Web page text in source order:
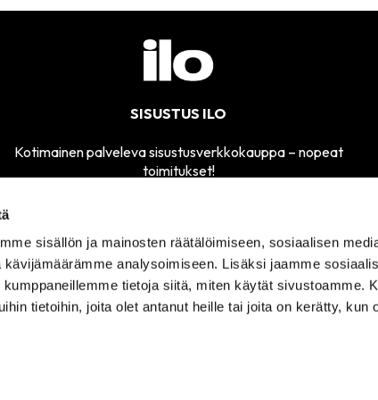
sisällön ja mainosten räätälöimiseen, sosiaalisen
analysoimiseen. Lisäksi jaamme
tietoja siitä, miten käytät sivustoamme.
tietoihin, joita olet antanut heille tai joita on kerätty, kun
SISUSTUS ILO
Kotimainen palveleva sisustusverkkokauppa – nopeat
toimitukset!
MYYMÄLÄMME
AVOINNA
TI-PE 11-17
SÄHKÖPOSTI
sisustusilo@sisustusilo.fi